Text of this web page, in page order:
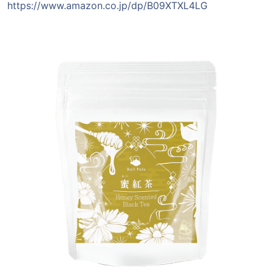
https://www.amazon.co.jp/dp/B09XTXL4LG